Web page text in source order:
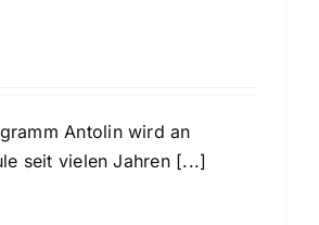
Antolin wird an
seit vielen Jahren [...]